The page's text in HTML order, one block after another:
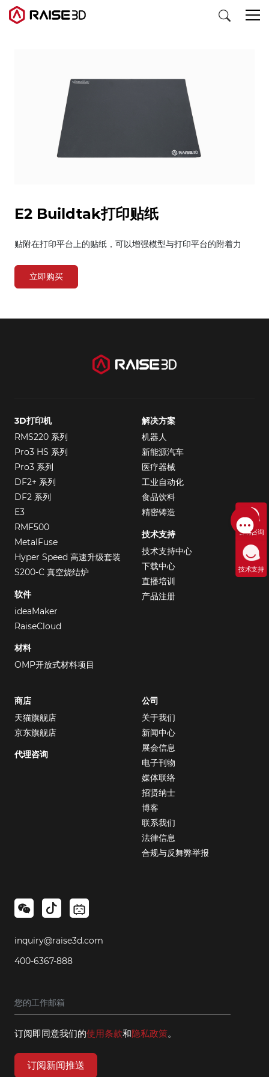
发现
E2 Buildtak打印贴纸
贴附在打印平台上的贴纸，可以增强模型与打印平台的附着力
立即购买
3D打印机
RMS220 系列
Pro3 HS 系列
Pro3 系列
DF2+ 系列
DF2 系列
E3
RMF500
MetalFuse
Hyper Speed 高速升级套装
S200-C 真空烧结炉
软件
ideaMaker
RaiseCloud
材料
OMP开放式材料项目
解决方案
机器人
新能源汽车
医疗器械
工业自动化
食品饮料
精密铸造
技术支持
技术支持中心
下载中心
直播培训
产品注册
商店
天猫旗舰店
京东旗舰店
代理咨询
公司
关于我们
新闻中心
展会信息
电子刊物
媒体联络
招贤纳士
博客
联系我们
法律信息
合规与反舞弊举报
inquiry@raise3d.com
400-6367-888
订阅即同意我们的使用条款和隐私政策。
订阅新闻推送
售前咨询
技术支持